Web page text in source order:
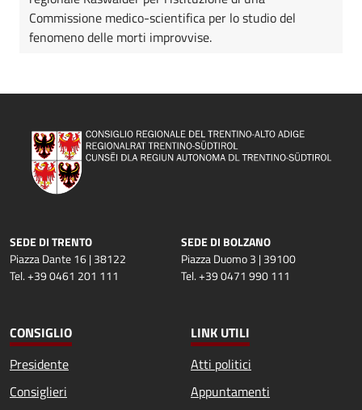
Commissione medico-scientifica per lo studio del
fenomeno delle morti improvvise.
SEDE DI TRENTO
Piazza Dante 16 | 38122
Tel. +39 0461 201 111
SEDE DI BOLZANO
Piazza Duomo 3 | 39100
Tel. +39 0471 990 111
CONSIGLIO
Presidente
Consiglieri
LINK UTILI
Atti politici
Appuntamenti